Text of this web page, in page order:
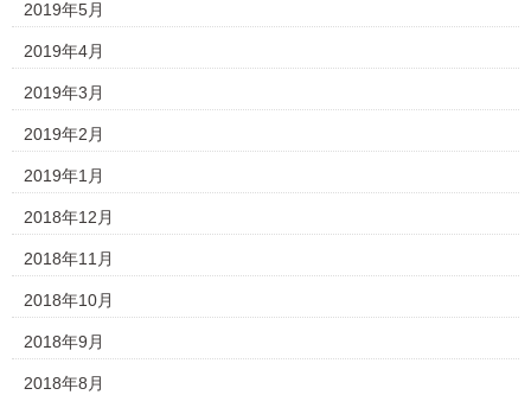
2019年5月
2019年4月
2019年3月
2019年2月
2019年1月
2018年12月
2018年11月
2018年10月
2018年9月
2018年8月